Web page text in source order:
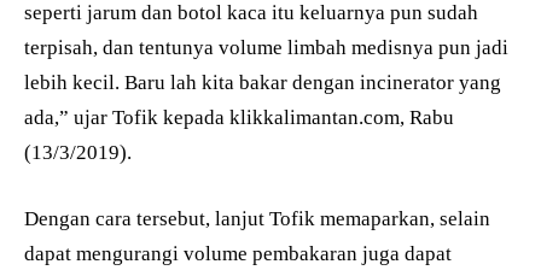
seperti jarum dan botol kaca itu keluarnya pun sudah
terpisah, dan tentunya volume limbah medisnya pun jadi
lebih kecil. Baru lah kita bakar dengan incinerator yang
ada,” ujar Tofik kepada klikkalimantan.com, Rabu
(13/3/2019).
Dengan cara tersebut, lanjut Tofik memaparkan, selain
dapat mengurangi volume pembakaran juga dapat